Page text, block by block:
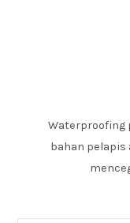
Waterproofing
bahan pelapis